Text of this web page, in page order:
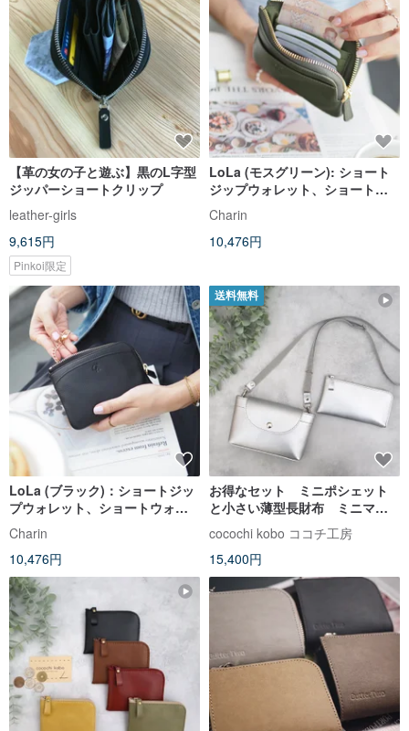
【革の女の子と遊ぶ】黒のL字型
ジッパーショートクリップ
leather-girls
9,615円
Pinkoi限定
LoLa (モスグリーン): ショート
ジップウォレット、ショートウ
ォレット、牛革、ダークグリー
ン
Charin
10,476円
LoLa (ブラック)：ショートジッ
プウォレット、ショートウォレ
ット、牛革、ブラック
Charin
10,476円
送料無料
お得なセット ミニポシェット
と小さい薄型長財布 ミニマリ
ストさんにピッタリ超軽量で水
や傷に強い丈夫な上質人工皮革
製
cocochi kobo ココチ工房
15,400円